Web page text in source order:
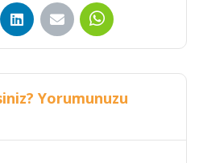
Yorumunuzu